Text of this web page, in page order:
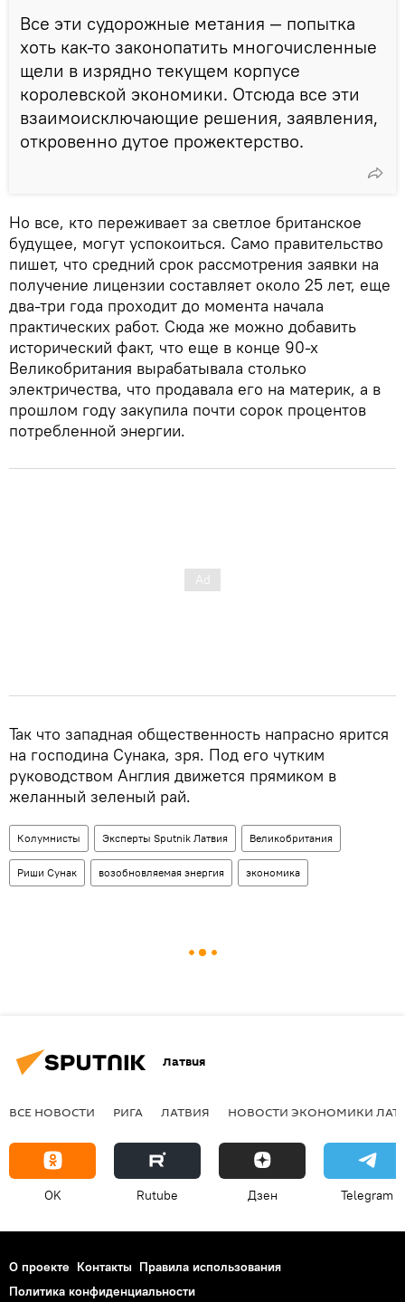
Все эти судорожные метания — попытка
хоть как-то законопатить многочисленные
щели в изрядно текущем корпусе
королевской экономики. Отсюда все эти
взаимоисключающие решения, заявления,
откровенно дутое прожектерство.
Но все, кто переживает за светлое британское
будущее, могут успокоиться. Само правительство
пишет, что средний срок рассмотрения заявки на
получение лицензии составляет около 25 лет, еще
два-три года проходит до момента начала
практических работ. Сюда же можно добавить
исторический факт, что еще в конце 90-х
Великобритания вырабатывала столько
электричества, что продавала его на материк, а в
прошлом году закупила почти сорок процентов
потребленной энергии.
Так что западная общественность напрасно ярится
на господина Сунака, зря. Под его чутким
руководством Англия движется прямиком в
желанный зеленый рай.
Колумнисты Эксперты Sputnik Латвия Великобритания
Риши Сунак возобновляемая энергия экономика
Латвия
ВСЕ НОВОСТИ РИГА ЛАТВИЯ НОВОСТИ ЭКОНОМИКИ
OK Rutube Дзен Telegram
О проекте Контакты Правила использования
Политика конфиденциальности